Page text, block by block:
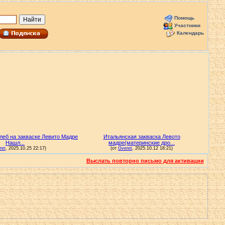
Помощь
Участники
Календарь
Выслать повторно письмо для активации